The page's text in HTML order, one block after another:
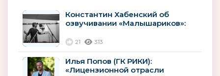
Константин Хабенский об
озвучивании «Малышариков»:
маленькие...
21 313
Илья Попов (ГК РИКИ):
«Лицензионной отрасли